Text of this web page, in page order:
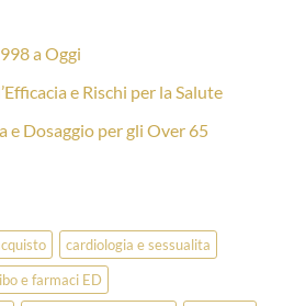
a Oggi
e Rischi per la Salute
e Dosaggio per gli Over 65
cardiologia e sessualita
e farmaci ED